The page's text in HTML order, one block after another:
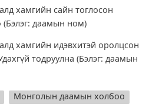
хамгийн сайн тоглосон
(Бэлэг: даамын ном)
хамгийн идэвхитэй оролцсон
тодруулна (Бэлэг: даамын
Монголын даамын холбоо